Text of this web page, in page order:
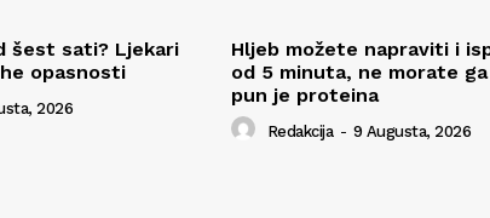
šest sati? Ljekari
opasnosti
2026
Hljeb možete napraviti i
od 5 minuta, ne morate
pun je proteina
Redakcija - 9 Augusta, 2026